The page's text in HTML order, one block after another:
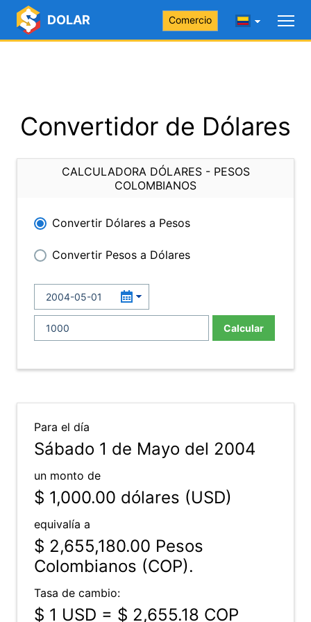
DOLAR Comercio
Convertidor de Dólares
CALCULADORA DÓLARES - PESOS
COLOMBIANOS
Convertir Dólares a Pesos
Convertir Pesos a Dólares
Calcular
Para el día
Sábado 1 de Mayo del 2004
un monto de
$ 1,000.00 dólares (USD)
equivalía a
$ 2,655,180.00 Pesos
Colombianos (COP).
Tasa de cambio:
$ 1 USD = $ 2,655.18 COP